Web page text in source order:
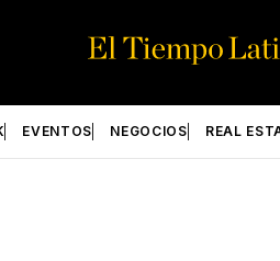
EVENTOS NEGOCIOS REAL